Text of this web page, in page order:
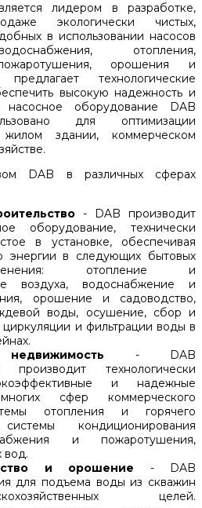
лидером в разработке,
экологически чистых,
в использовании насосов
отопления,
орошения и
технологические
высокую надежность и
насосное оборудование DAB
для оптимизации
здании, коммерческом
DAB в различных сферах
- DAB производит
оборудование, технически
в установке, обеспечивая
энергии в следующих бытовых
отопление и
воздуха, водоснабжение и
орошение и садоводство,
воды, осушение, сбор и
циркуляции и фильтрации воды в
- DAB
производит технологически
и надежные
сфер коммерческого
отопления и горячего
кондиционирования
и пожаротушения,
вод.
и орошение - DAB
для подъема воды из скважин
целей.